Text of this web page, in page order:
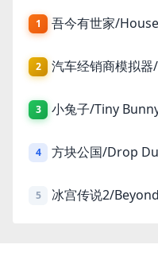
1 吾今有世家/
2 汽车经销商模拟
3 小兔子/Tiny
4 方块公国/Drop
5 冰宫传说2/